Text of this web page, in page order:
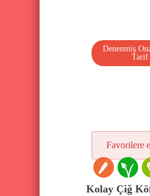
Favorilere
Denenmiş
Tarif
Kolay Çiğ